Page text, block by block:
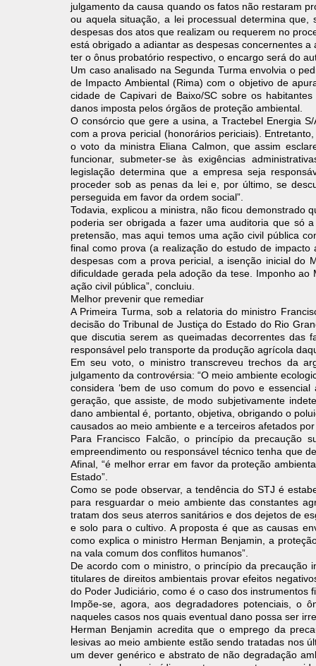
julgamento da causa quando os fatos não restaram
ou aquela situação, a lei processual determina
despesas dos atos que realizam ou requerem no
está obrigado a adiantar as despesas concernentes
ter o ônus probatório respectivo, o encargo será do
Um caso analisado na Segunda Turma envolvia o
de Impacto Ambiental (Rima) com o objetivo de
cidade de Capivari de Baixo/SC sobre os
danos imposta pelos órgãos de proteção ambiental.
O consórcio que gere a usina, a Tractebel Energia
com a prova pericial (honorários periciais).
o voto da ministra Eliana Calmon, que assim
funcionar, submeter-se às exigências
legislação determina que a empresa seja
proceder sob as penas da lei e, por último, se
perseguida em favor da ordem social”.
Todavia, explicou a ministra, não ficou demonstrado
poderia ser obrigada a fazer uma auditoria que só
pretensão, mas aqui temos uma ação civil pública
final como prova (a realização do estudo de
despesas com a prova pericial, a isenção inicial do
dificuldade gerada pela adoção da tese. Imponho
ação civil pública”, concluiu.
Melhor prevenir que remediar
A Primeira Turma, sob a relatoria do ministro
decisão do Tribunal de Justiça do Estado do Rio
que discutia serem as queimadas decorrentes das
responsável pelo transporte da produção agrícola
Em seu voto, o ministro transcreveu trechos da
julgamento da controvérsia: “O meio ambiente
considera ‘bem de uso comum do povo e
geração, que assiste, de modo subjetivamente
dano ambiental é, portanto, objetiva, obrigando o
causados ao meio ambiente e a terceiros afetados
Para Francisco Falcão, o princípio da precaução
empreendimento ou responsável técnico tenha que
Afinal, “é melhor errar em favor da proteção
Estado”.
Como se pode observar, a tendência do STJ é
para resguardar o meio ambiente das constantes
tratam dos seus aterros sanitários e dos dejetos de
e solo para o cultivo. A proposta é que as causas
como explica o ministro Herman Benjamin, a
na vala comum dos conflitos humanos”.
De acordo com o ministro, o princípio da precaução
titulares de direitos ambientais provar efeitos
do Poder Judiciário, como é o caso dos instrumentos
Impõe-se, agora, aos degradadores potenciais, o
naqueles casos nos quais eventual dano possa ser
Herman Benjamin acredita que o emprego da
lesivas ao meio ambiente estão sendo tratadas nos
um dever genérico e abstrato de não degradação